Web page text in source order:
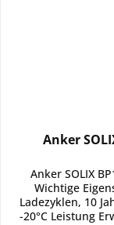
Anker
Anker SOLIX
Wichtige
Ladezyklen, 10
-20°C Leistung